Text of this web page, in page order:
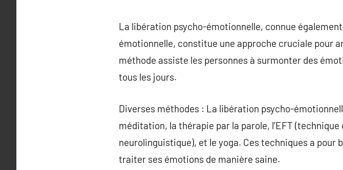
La libération psycho-émotionnelle, connue
émotionnelle, constitue une approche cruciale pour
méthode assiste les personnes à surmonter des
tous les jours.
Diverses méthodes : La libération psycho-
méditation, la thérapie par la parole, l’EFT
neurolinguistique), et le yoga. Ces techniques a pour
traiter ses émotions de manière saine.